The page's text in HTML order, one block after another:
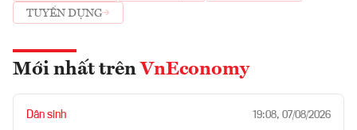
TUYỂN DỤNG
Mới nhất trên VnEconomy
Dân sinh 19:08, 07/08/2026